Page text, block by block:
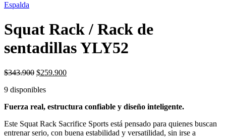
Espalda
Squat Rack / Rack de
sentadillas YLY52
$343.900 El
original
$343.900.
$259.900El
$259.900.
9 disponibles
Fuerza real, estructura confiable y diseño inteligente.
Este Squat Rack Sacrifice Sports está pensado para quienes buscan
entrenar serio, con buena estabilidad y versatilidad, sin irse a